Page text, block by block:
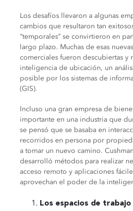
Los desafíos llevaron a algunas
cambios que resultaron tan
“temporales” se convirtieron en
largo plazo. Muchas de esas
comerciales fueron descubiertas y
inteligencia de ubicación, un
posible por los sistemas de
(GIS).
Incluso una gran empresa de
importante en una industria que
se pensó que se basaba en
recorridos en persona por
a tomar un nuevo camino.
desarrolló métodos para realizar
acceso remoto y aplicaciones
aprovechan el poder de la
Los espacios de